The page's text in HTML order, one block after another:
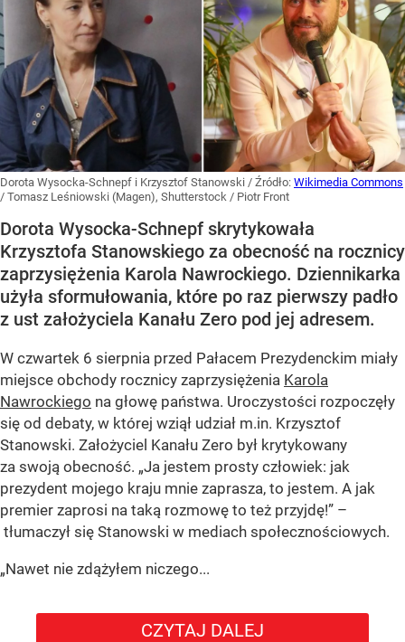
Dorota Wysocka-Schnepf i Krzysztof Stanowski / Źródło: Wikimedia Commons
/ Tomasz Leśniowski (Magen), Shutterstock / Piotr Front
Dorota Wysocka-Schnepf skrytykowała
Krzysztofa Stanowskiego za obecność na rocznicy
zaprzysiężenia Karola Nawrockiego. Dziennikarka
użyła sformułowania, które po raz pierwszy padło
z ust założyciela Kanału Zero pod jej adresem.
W czwartek 6 sierpnia przed Pałacem Prezydenckim miały
miejsce obchody rocznicy zaprzysiężenia Karola
Nawrockiego na głowę państwa. Uroczystości rozpoczęły
się od debaty, w której wziął udział m.in. Krzysztof
Stanowski. Założyciel Kanału Zero był krytykowany
za swoją obecność. „Ja jestem prosty człowiek: jak
prezydent mojego kraju mnie zaprasza, to jestem. A jak
premier zaprosi na taką rozmowę to też przyjdę!” –
tłumaczył się Stanowski w mediach społecznościowych.
„Nawet nie zdążyłem niczego...
CZYTAJ DALEJ